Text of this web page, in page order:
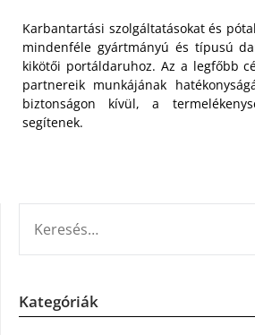
Karbantartási szolgáltatásokat és
mindenféle gyártmányú és típusú
kikötői portáldaruhoz. Az a legfőbb
partnereik munkájának
biztonságon kívül, a
segítenek.
Kategóriák